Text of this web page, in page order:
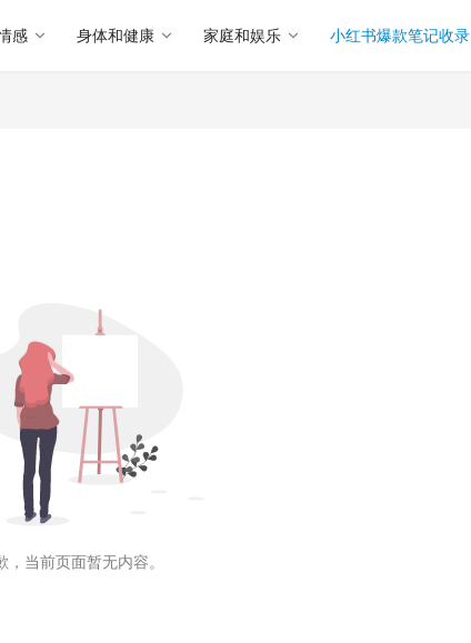
感 身体和健康 家庭和娱乐 小红书爆款笔记收录
，当前页面暂无内容。